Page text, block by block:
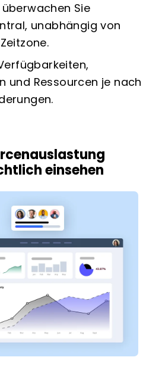
Sie
unabhängig von
und Ressourcen je nach
einsehen